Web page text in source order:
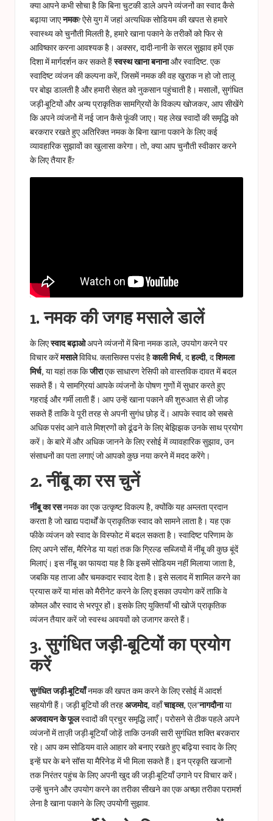
s
t
u
c
e
s
क्या आपने कभी सोचा है कि बिना चुटकी डाले अपने व्यंजनों का स्वाद कैसे
बढ़ाया जाएनमक? ऐसे युग में जहां अत्यधिक सोडियम की खपत से हमारे
स्वास्थ्य को चुनौती मिलती है, हमारे खाना पकाने के तरीकों को फिर से
आविष्कार करना आवश्यक है। अक्सर, दादी-नानी के सरल सुझाव हमें एक
दिशा में मार्गदर्शन कर सकते हैंस्वस्थ खाना बनानाऔर स्वादिष्ट. एक
स्वादिष्ट व्यंजन की कल्पना करें, जिसमें नमक की वह खुराक न हो जो तालू
पर बोझ डालती है और हमारी सेहत को नुकसान पहुंचाती है। मसालों, सुगंधित
जड़ी-बूटियों और अन्य प्राकृतिक सामग्रियों के विकल्प खोजकर, आप सीखेंगे
कि अपने व्यंजनों में नई जान कैसे फूंकी जाए। यह लेख स्वादों की समृद्धि को
बरकरार रखते हुए अतिरिक्त नमक के बिना खाना पकाने के लिए कई
व्यावहारिक सुझावों का खुलासा करेगा। तो, क्या आप चुनौती स्वीकार करने
के लिए तैयार हैं?
1. नमक की जगह मसाले डालें
के लिएस्वाद बढ़ाओअपने व्यंजनों में बिना नमक डाले, उपयोग करने पर
विचार करेंमसालेविविध. क्लासिक्स पसंद हैकाली मिर्च, दहल्दी, दशिमला
मिर्च, या यहां तक ​​किजीराएक साधारण रेसिपी को वास्तविक दावत में बदल
सकते हैं। ये सामग्रियां आपके व्यंजनों के पोषण गुणों में सुधार करते हुए
गहराई और गर्मी लाती हैं। आप उन्हें खाना पकाने की शुरुआत से ही जोड़
सकते हैं ताकि वे पूरी तरह से अपनी सुगंध छोड़ दें। आपके स्वाद को सबसे
अधिक पसंद आने वाले मिश्रणों को ढूंढने के लिए बेझिझक उनके साथ प्रयोग
करें। के बारे में और अधिक जानने के लिएरसोई में व्यावहारिक सुझाव, उन
संसाधनों का पता लगाएं जो आपको कुछ नया करने में मदद करेंगे।
2. नींबू का रस चुनें
नींबू का रसनमक का एक उत्कृष्ट विकल्प है, क्योंकि यह अम्लता प्रदान
करता है जो खाद्य पदार्थों के प्राकृतिक स्वाद को सामने लाता है। यह एक
फीके व्यंजन को स्वाद के विस्फोट में बदल सकता है। स्वादिष्ट परिणाम के
लिए अपने सॉस, मैरिनेड या यहां तक ​​कि ग्रिल्ड सब्जियों में नींबू की कुछ बूंदें
मिलाएं। इस नींबू का फायदा यह है कि इसमें सोडियम नहीं मिलाया जाता है,
जबकि यह ताजा और चमकदार स्वाद देता है। इसे सलाद में शामिल करने का
प्रयास करें या मांस को मैरीनेट करने के लिए इसका उपयोग करें ताकि वे
कोमल और स्वाद से भरपूर हों। इसके लिए युक्तियाँ भी खोजेंप्राकृतिक
व्यंजन तैयार करेंजो स्वस्थ अवयवों को उजागर करते हैं।
3. सुगंधित जड़ी-बूटियों का प्रयोग
करें
सुगंधित जड़ी-बूटियाँनमक की खपत कम करने के लिए रसोई में आदर्श
सहयोगी हैं। जड़ी बूटियों की तरहअजमोद, वहाँचाइव्स, एल’नागदौनाया
अजवायन के फूलस्वादों की प्रचुर समृद्धि लाएँ। परोसने से ठीक पहले अपने
व्यंजनों में ताज़ी जड़ी-बूटियाँ जोड़ें ताकि उनकी सारी सुगंधित शक्ति बरकरार
रहे। आप कम सोडियम वाले आहार को बनाए रखते हुए बढ़िया स्वाद के लिए
इन्हें घर के बने सॉस या मैरिनेड में भी मिला सकते हैं। इन प्रकृति खजानों
तक निरंतर पहुंच के लिए अपनी खुद की जड़ी-बूटियाँ उगाने पर विचार करें।
उन्हें चुनने और उपयोग करने का तरीका सीखने का एक अच्छा तरीका परामर्श
लेना हैखाना पकाने के लिए उपयोगी सुझाव.